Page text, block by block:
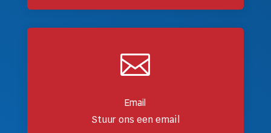

Email
Stuur ons een email